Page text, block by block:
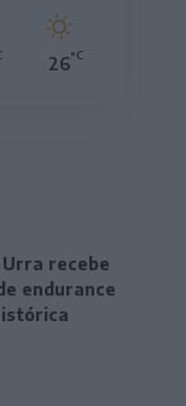
26°C
recebe
endurance